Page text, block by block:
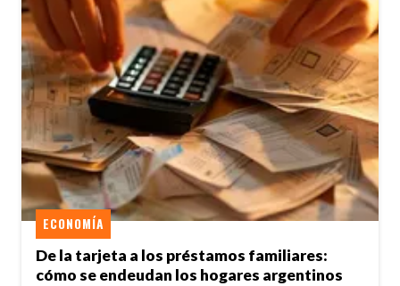
De la tarjeta a los préstamos familiares:
cómo se endeudan los hogares argentinos
ECONOMÍA